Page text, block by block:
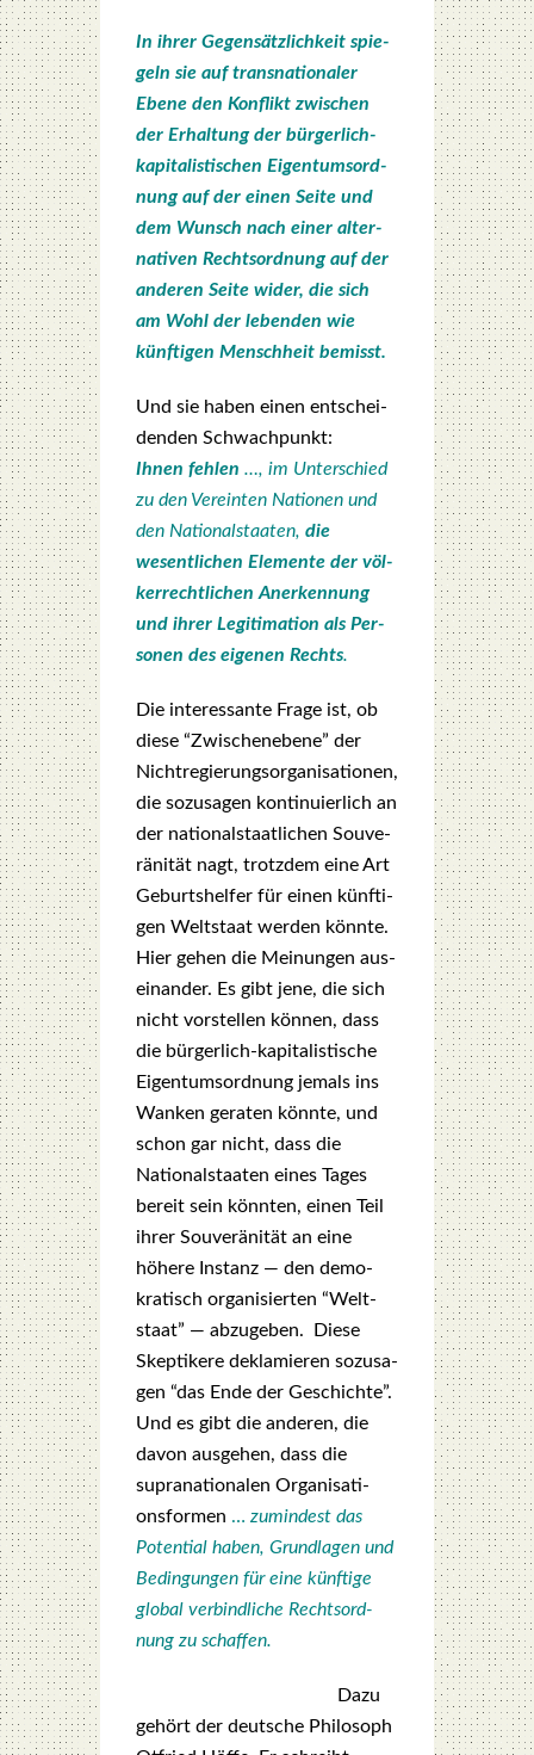
In ihrer Gegen­sätz­lich­keit spie­
geln sie auf trans­na­tio­na­ler
Ebe­ne den Kon­flikt zwi­schen
der Erhal­tung der bür­ger­lich-
kapi­ta­lis­ti­schen Eigen­tums­ord­
nung auf der einen Sei­te und
dem Wunsch nach einer alter­
na­ti­ven Rechts­ord­nung auf der
ande­ren Sei­te wider, die sich
am Wohl der leben­den wie
künf­ti­gen Mensch­heit bemisst.
Und sie haben einen ent­schei­
den­den Schwach­punkt:
Ihnen feh­len …, im Unter­schied
zu den Ver­ein­ten Natio­nen und
den Natio­nal­staa­ten, die
wesent­li­chen Ele­men­te der völ­
ker­recht­li­chen Aner­ken­nung
und ihrer Legi­ti­ma­ti­on als Per­
so­nen des eige­nen Rechts.
Die inter­es­san­te Fra­ge ist, ob
die­se “Zwi­schen­ebe­ne” der
Nicht­re­gie­rungs­or­ga­ni­sa­tio­nen,
die sozu­sa­gen kon­ti­nu­ier­lich an
der natio­nal­staat­li­chen Sou­ve­
rä­ni­tät nagt, trotz­dem eine Art
Geburts­hel­fer für einen künf­ti­
gen Welt­staat wer­den könn­te.
Hier gehen die Mei­nun­gen aus­
ein­an­der. Es gibt jene, die sich
nicht vor­stel­len kön­nen, dass
die bür­ger­lich-kapi­ta­lis­ti­sche
Eigen­tums­ord­nung jemals ins
Wan­ken gera­ten könn­te, und
schon gar nicht, dass die
Natio­nal­staa­ten eines Tages
bereit sein könn­ten, einen Teil
ihrer Sou­ve­rä­ni­tät an eine
höhe­re Instanz — den demo­
kra­tisch orga­ni­sier­ten “Welt­
staat” — abzu­ge­ben. Die­se
Skep­ti­ke­re dekla­mie­ren sozu­sa­
gen “das Ende der Geschich­te”.
Und es gibt die ande­ren, die
davon aus­ge­hen, dass die
supra­na­tio­na­len Orga­ni­sa­ti­
ons­for­men … zumin­dest das
Poten­ti­al haben, Grund­la­gen und
Bedin­gun­gen für eine künf­ti­ge
glo­bal ver­bind­li­che Rechts­ord­
nung zu schaf­fen.
Dazu
gehört der deut­sche Phi­lo­soph